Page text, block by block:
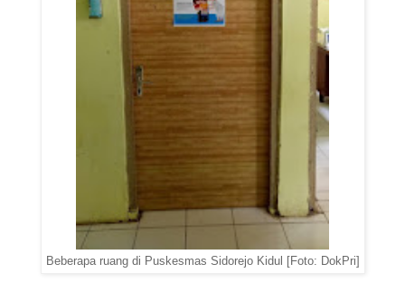
Beberapa ruang di Puskesmas Sidorejo Kidul [Foto: DokPri]